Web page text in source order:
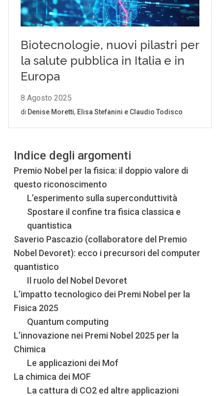
Indice degli argomenti
Premio Nobel per la fisica: il doppio valore di
questo riconoscimento
L’esperimento sulla superconduttività
Spostare il confine tra fisica classica e
quantistica
Saverio Pascazio (collaboratore del Premio
Nobel Devoret): ecco i precursori del computer
quantistico
Il ruolo del Nobel Devoret
L’impatto tecnologico dei Premi Nobel per la
Fisica 2025
Quantum computing
L’innovazione nei Premi Nobel 2025 per la
Chimica
Le applicazioni dei Mof
La chimica dei MOF
La cattura di CO2 ed altre applicazioni